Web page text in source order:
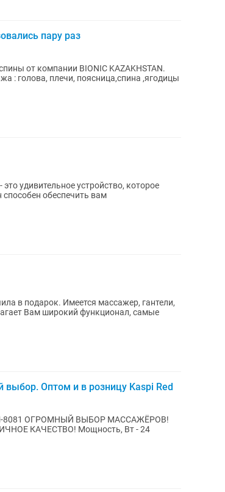
пару раз
от компании BIONIC KAZAKHSTAN.
: голова, плечи, поясница,спина ,ягодицы
удивительное устройство, которое
обеспечить вам
в подарок. Имеется массажер, гантели,
Вам широкий функционал, самые
Оптом и в розницу Kaspi Red
8081 ОГРОМНЫЙ ВЫБОР МАССАЖЁРОВ!
Мощность, Вт - 24